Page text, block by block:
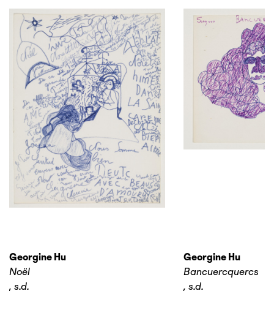
Georgine Hu
Noël
, s.d.
Georgine Hu
Bancuercquercs
, s.d.